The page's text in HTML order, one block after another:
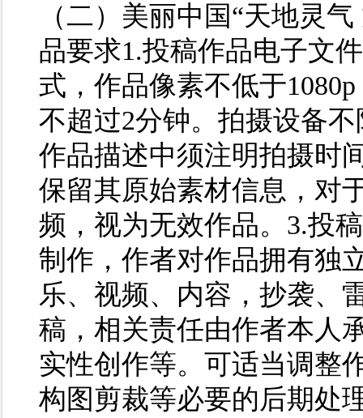
（二）美丽中国“天地灵
品要求1.投稿作品电子文
式，作品像素不低于
不超过2分钟。拍摄设备
作品描述中须注明拍摄时
保留其原始素材信息，对
频，视为无效作品。3.投
制作，作者对作品拥有独
乐、视频、内容，抄袭、
稿，相关责任由作者本人
实性创作等。可适当调整
构图剪裁等必要的后期处